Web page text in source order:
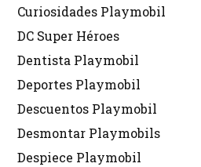
Curiosidades Playmobil
DC Super Héroes
Dentista Playmobil
Deportes Playmobil
Descuentos Playmobil
Desmontar Playmobils
Despiece Playmobil